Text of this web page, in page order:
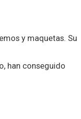
y maquetas. Su
han conseguido